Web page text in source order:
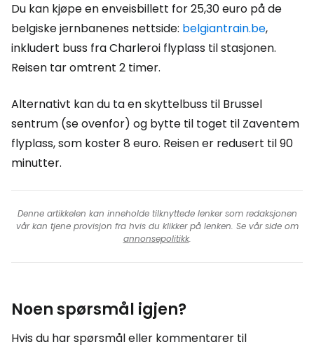
Du kan kjøpe en enveisbillett for 25,30 euro på de
belgiske jernbanenes nettside: belgiantrain.be,
inkludert buss fra Charleroi flyplass til stasjonen.
Reisen tar omtrent 2 timer.
Alternativt kan du ta en skyttelbuss til Brussel
sentrum (se ovenfor) og bytte til toget til Zaventem
flyplass, som koster 8 euro. Reisen er redusert til 90
minutter.
Denne artikkelen kan inneholde tilknyttede lenker som redaksjonen
vår kan tjene provisjon fra hvis du klikker på lenken. Se vår side om
annonsepolitikk.
Noen spørsmål igjen?
Hvis du har spørsmål eller kommentarer til